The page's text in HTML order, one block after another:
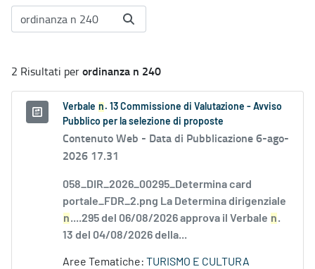
2 Risultati perordinanza n 240
Verbale n . 13 Commissione di Valutazione - Avviso
Pubblico per la selezione di proposte
Contenuto Web - Data di Pubblicazione 6-ago-
2026 17.31
058_DIR_2026_00295_Determina card
portale_FDR_2.png La Determina dirigenziale
n....295 del 06/08/2026 approva il Verbale n.
13 del 04/08/2026 della...
Aree Tematiche: TURISMO E CULTURA